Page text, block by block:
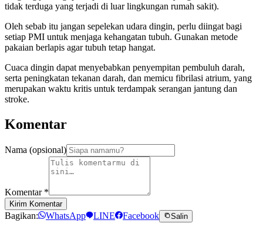
tidak terduga yang terjadi di luar lingkungan rumah sakit).
Oleh sebab itu jangan sepelekan udara dingin, perlu diingat bagi
setiap PMI untuk menjaga kehangatan tubuh. Gunakan metode
pakaian berlapis agar tubuh tetap hangat.
Cuaca dingin dapat menyebabkan penyempitan pembuluh darah,
serta peningkatan tekanan darah, dan memicu fibrilasi atrium, yang
merupakan waktu kritis untuk terdampak serangan jantung dan
stroke.
Komentar
Nama (opsional)
Komentar *
Kirim Komentar
Bagikan: WhatsApp LINE Facebook Salin